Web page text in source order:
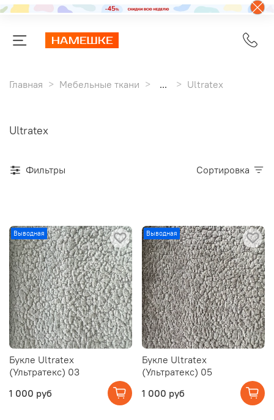
Главная Мебельные ткани ... Ultratex
Ultratex
Фильтры Сортировка
Выводная
Букле Ultratex
(Ультратекс) 03
1 000 руб
Выводная
Букле Ultratex
(Ультратекс) 05
1 000 руб